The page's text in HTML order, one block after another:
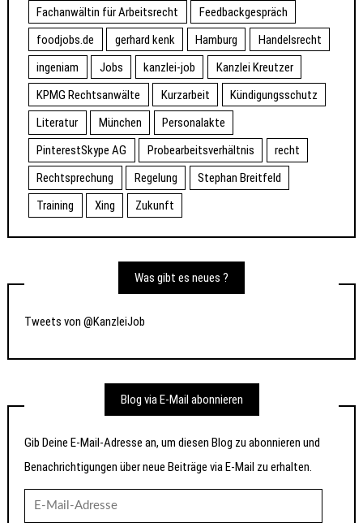
Fachanwältin für Arbeitsrecht
Feedbackgespräch
foodjobs.de
gerhard kenk Hamburg
Handelsrecht
ingeniam
Jobs kanzlei-job
Kanzlei Kreutzer
KPMG Rechtsanwälte
Kurzarbeit
Kündigungsschutz
Literatur
München
Personalakte
PinterestSkype AG
Probearbeitsverhältnis
recht
Rechtsprechung
Regelung
Stephan Breitfeld
Training
Xing Zukunft
Was gibt es neues ?
Tweets von @KanzleiJob
Blog via E-Mail abonnieren
Gib Deine E-Mail-Adresse an, um diesen Blog zu abonnieren und
Benachrichtigungen über neue Beiträge via E-Mail zu erhalten.